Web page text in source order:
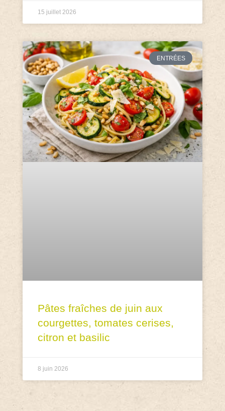
15 juillet 2026
ENTRÉES
Pâtes fraîches de juin aux
courgettes, tomates cerises,
citron et basilic
8 juin 2026